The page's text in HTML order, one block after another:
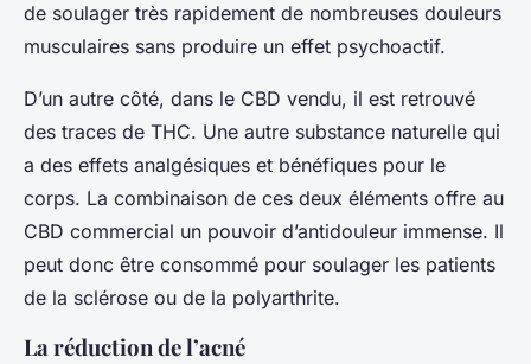
de soulager très rapidement de nombreuses douleurs
musculaires sans produire un effet psychoactif.
D’un autre côté, dans le CBD vendu, il est retrouvé
des traces de THC. Une autre substance naturelle qui
a des effets analgésiques et bénéfiques pour le
corps. La combinaison de ces deux éléments offre au
CBD commercial un pouvoir d’antidouleur immense. Il
peut donc être consommé pour soulager les patients
de la sclérose ou de la polyarthrite.
La réduction de l’acné